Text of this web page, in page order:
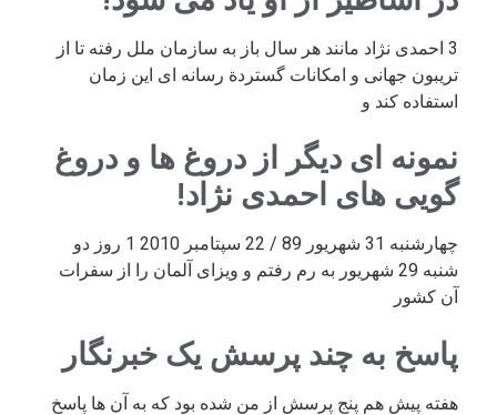
3 احمدی نژاد مانند هر سال باز به سازمان ملل رفته تا از
تریبون جهانی و امکانات گستردة رسانه ای این زمان
استفاده کند و
نمونه ای دیگر از دروغ ها و دروغ
گویی های احمدی نژاد!
چهارشنبه 31 شهریور 89 / 22 سپتامبر 2010 1 روز دو
شنبه 29 شهریور به رم رفتم و ویزای آلمان را از سفرات
آن کشور
پاسخ به چند پرسش یک خبرنگار
هفته پیش هم پنج پرسش از من شده بود که به آن ها پاسخ